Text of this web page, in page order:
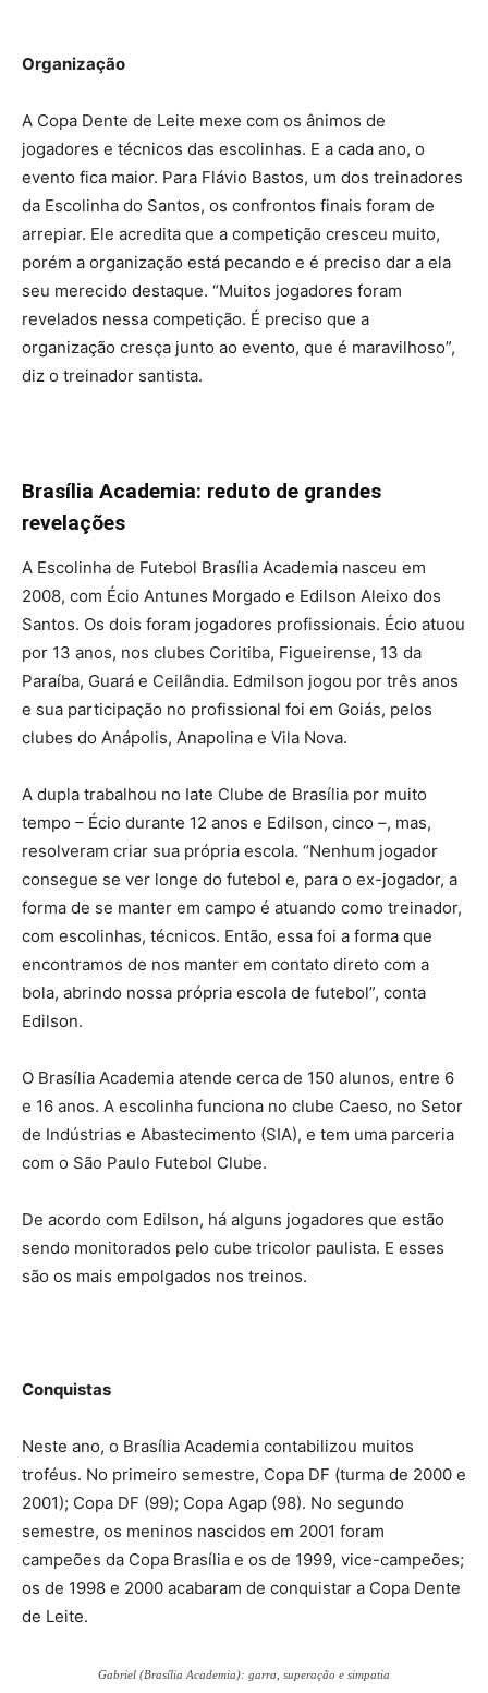
Organização
A Copa Dente de Leite mexe com os ânimos de
jogadores e técnicos das escolinhas. E a cada ano, o
evento fica maior. Para Flávio Bastos, um dos treinadores
da Escolinha do Santos, os confrontos finais foram de
arrepiar. Ele acredita que a competição cresceu muito,
porém a organização está pecando e é preciso dar a ela
seu merecido destaque. “Muitos jogadores foram
revelados nessa competição. É preciso que a
organização cresça junto ao evento, que é maravilhoso”,
diz o treinador santista.
Brasília Academia: reduto de grandes
revelações
A Escolinha de Futebol Brasília Academia nasceu em
2008, com Écio Antunes Morgado e Edilson Aleixo dos
Santos. Os dois foram jogadores profissionais. Écio atuou
por 13 anos, nos clubes Coritiba, Figueirense, 13 da
Paraíba, Guará e Ceilândia. Edmilson jogou por três anos
e sua participação no profissional foi em Goiás, pelos
clubes do Anápolis, Anapolina e Vila Nova.
A dupla trabalhou no Iate Clube de Brasília por muito
tempo – Écio durante 12 anos e Edilson, cinco –, mas,
resolveram criar sua própria escola. “Nenhum jogador
consegue se ver longe do futebol e, para o ex-jogador, a
forma de se manter em campo é atuando como treinador,
com escolinhas, técnicos. Então, essa foi a forma que
encontramos de nos manter em contato direto com a
bola, abrindo nossa própria escola de futebol”, conta
Edilson.
O Brasília Academia atende cerca de 150 alunos, entre 6
e 16 anos. A escolinha funciona no clube Caeso, no Setor
de Indústrias e Abastecimento (SIA), e tem uma parceria
com o São Paulo Futebol Clube.
De acordo com Edilson, há alguns jogadores que estão
sendo monitorados pelo cube tricolor paulista. E esses
são os mais empolgados nos treinos.
Conquistas
Neste ano, o Brasília Academia contabilizou muitos
troféus. No primeiro semestre, Copa DF (turma de 2000 e
2001); Copa DF (99); Copa Agap (98). No segundo
semestre, os meninos nascidos em 2001 foram
campeões da Copa Brasília e os de 1999, vice-campeões;
os de 1998 e 2000 acabaram de conquistar a Copa Dente
de Leite.
Gabriel (Brasília Academia): garra, superação e simpatia